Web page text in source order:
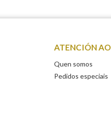
ATENCIÓN
Quen somos
Pedidos especiais